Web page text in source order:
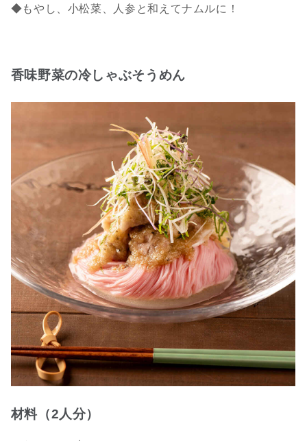
◆もやし、小松菜、人参と和えてナムルに！
香味野菜の冷しゃぶそうめん
材料（2人分）